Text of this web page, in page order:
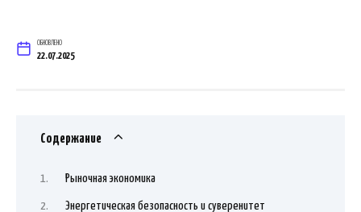
ОБНОВЛЕНО
22.07.2025
Содержание
Рыночная экономика
Энергетическая безопасность и суверенитет